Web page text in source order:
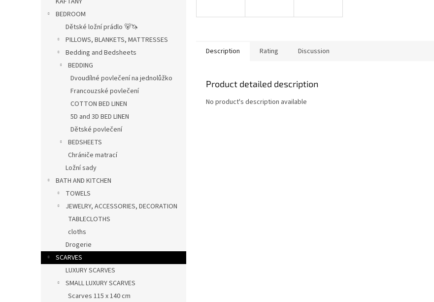
BEDROOM
Dětské ložní prádlo 🐻🦄
PILLOWS, BLANKETS, MATTRESSES
Bedding and Bedsheets
BEDDING
Dvoudílné povlečení na jednolůžko
Francouzské povlečení
COTTON BED LINEN
5D and 3D BED LINEN
Dětské povlečení
BEDSHEETS
Chrániče matrací
Ložní sady
BATH AND KITCHEN
TOWELS
JEWELRY, ACCESSORIES, DECORATION
TABLECLOTHS
cloths
Drogerie
SCARVES
LUXURY SCARVES
SMALL LUXURY SCARVES
Scarves 115 x 140 cm
Description Rating Discussion
Product detailed description
No product's description available